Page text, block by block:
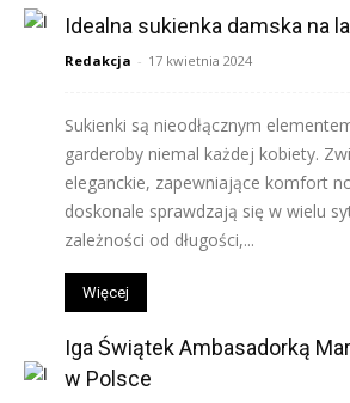
Idealna sukienka damska na
Redakcja - 17 kwietnia 2024
Sukienki są nieodłącznym
garderoby niemal każdej kobiety.
eleganckie, zapewniające komfort
doskonale sprawdzają się w wielu
zależności od długości,...
Więcej
Iga Świątek Ambasadorką
w Polsce